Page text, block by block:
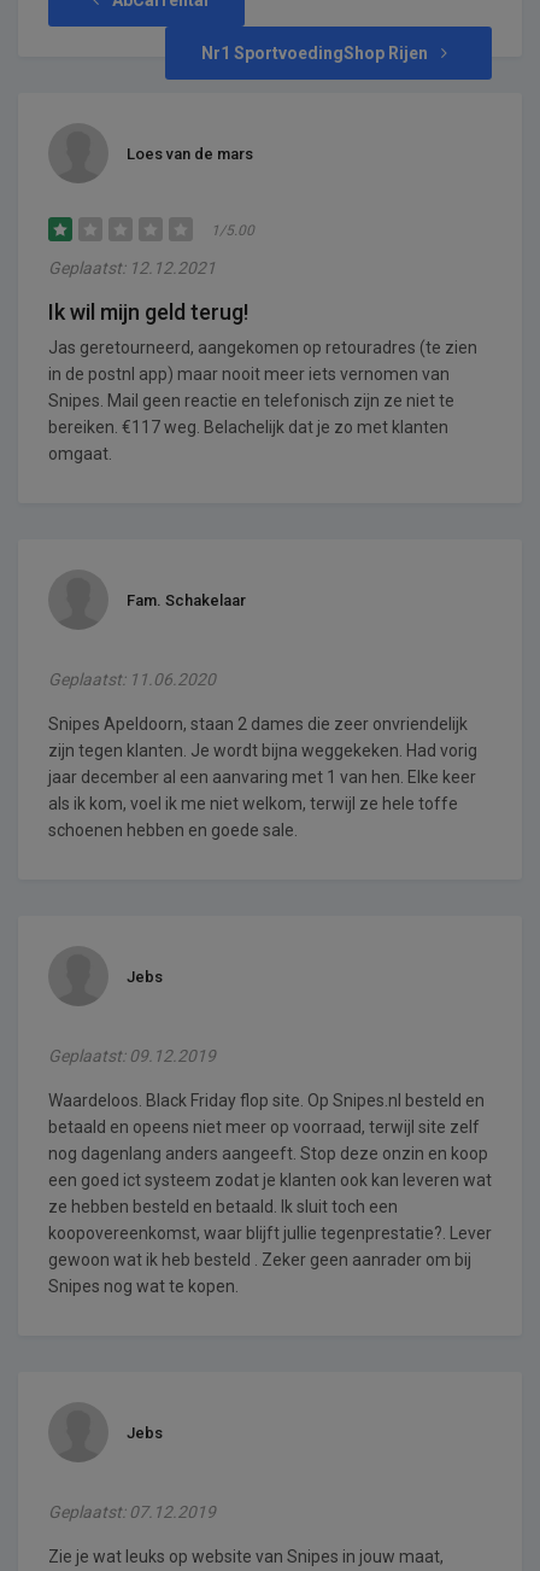
Nr1 SportvoedingShop Rijen
Loes van de mars
1/5.00
Geplaatst: 12.12.2021
Ik wil mijn geld terug!
Jas geretourneerd, aangekomen op retouradres (te zien
in de postnl app) maar nooit meer iets vernomen van
Snipes. Mail geen reactie en telefonisch zijn ze niet te
bereiken. €117 weg. Belachelijk dat je zo met klanten
omgaat.
Fam. Schakelaar
Geplaatst: 11.06.2020
Snipes Apeldoorn, staan 2 dames die zeer onvriendelijk
zijn tegen klanten. Je wordt bijna weggekeken. Had vorig
jaar december al een aanvaring met 1 van hen. Elke keer
als ik kom, voel ik me niet welkom, terwijl ze hele toffe
schoenen hebben en goede sale.
Jebs
Geplaatst: 09.12.2019
Waardeloos. Black Friday flop site. Op Snipes.nl besteld en
betaald en opeens niet meer op voorraad, terwijl site zelf
nog dagenlang anders aangeeft. Stop deze onzin en koop
een goed ict systeem zodat je klanten ook kan leveren wat
ze hebben besteld en betaald. Ik sluit toch een
koopovereenkomst, waar blijft jullie tegenprestatie?. Lever
gewoon wat ik heb besteld . Zeker geen aanrader om bij
Snipes nog wat te kopen.
Jebs
Geplaatst: 07.12.2019
Zie je wat leuks op website van Snipes in jouw maat,